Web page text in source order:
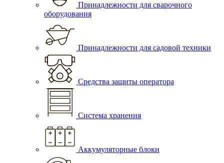
Принадлежности для сварочного
оборудования
Принадлежности для садовой техники
Средства защиты оператора
Система хранения
Аккумуляторные блоки